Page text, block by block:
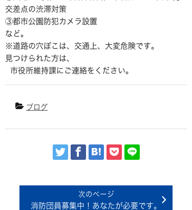
交差点の渋滞対策
③都市公園防犯カメラ設置
など。
※道路の穴ぼこは、交通上、大変危険です。
見つけられた方は、
市役所維持課にご連絡をください。
ブログ
消防団員募集中！あなたが必要です。